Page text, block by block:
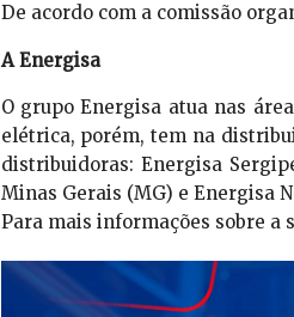
De acordo com a comissão
A Energisa
O grupo Energisa atua nas
elétrica, porém, tem na
distribuidoras: Energisa
Minas Gerais (MG) e Energisa
Para mais informações sobre a